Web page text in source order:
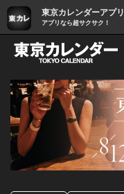
東京カレンダーアプリ
アプリなら超サクサク！